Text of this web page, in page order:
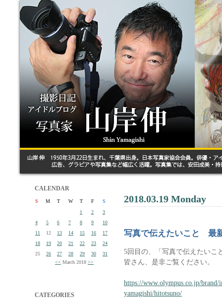
CALENDAR
S M T W T F
S
1
2
3
4
5 6 7 8 9
10
11
12 13 14 15 16
17
18
19 20 21 22 23
24
25
26 27 28 29 30
31
<< March 2018 >>
CATEGORIES
2018.03.19 Monday
写真で伝えたいこと 最
5回目の、「写真で伝えたいこ
皆さん、是非ご覧ください。
https://www.olympus.co.jp/brand/
yamagishi/hitotsuno/